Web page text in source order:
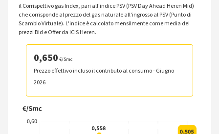
il Corrispettivo gas Index, pari all'indice PSV (PSV Day Ahead Heren Mid)
che corrisponde al prezzo del gas naturale all'ingrosso al PSV (Punto di
Scambio Virtuale). L'indice è calcolato mensilmente come media dei
prezzi Bid e Offer da ICIS Heren.
0,650 €/Smc
Prezzo effettivo incluso il contributo al consumo - Giugno
2026